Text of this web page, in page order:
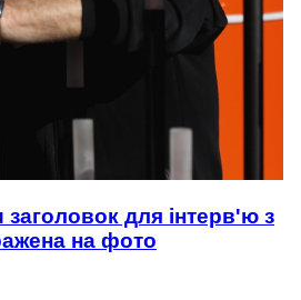
заголовок для інтерв'ю з
на фото